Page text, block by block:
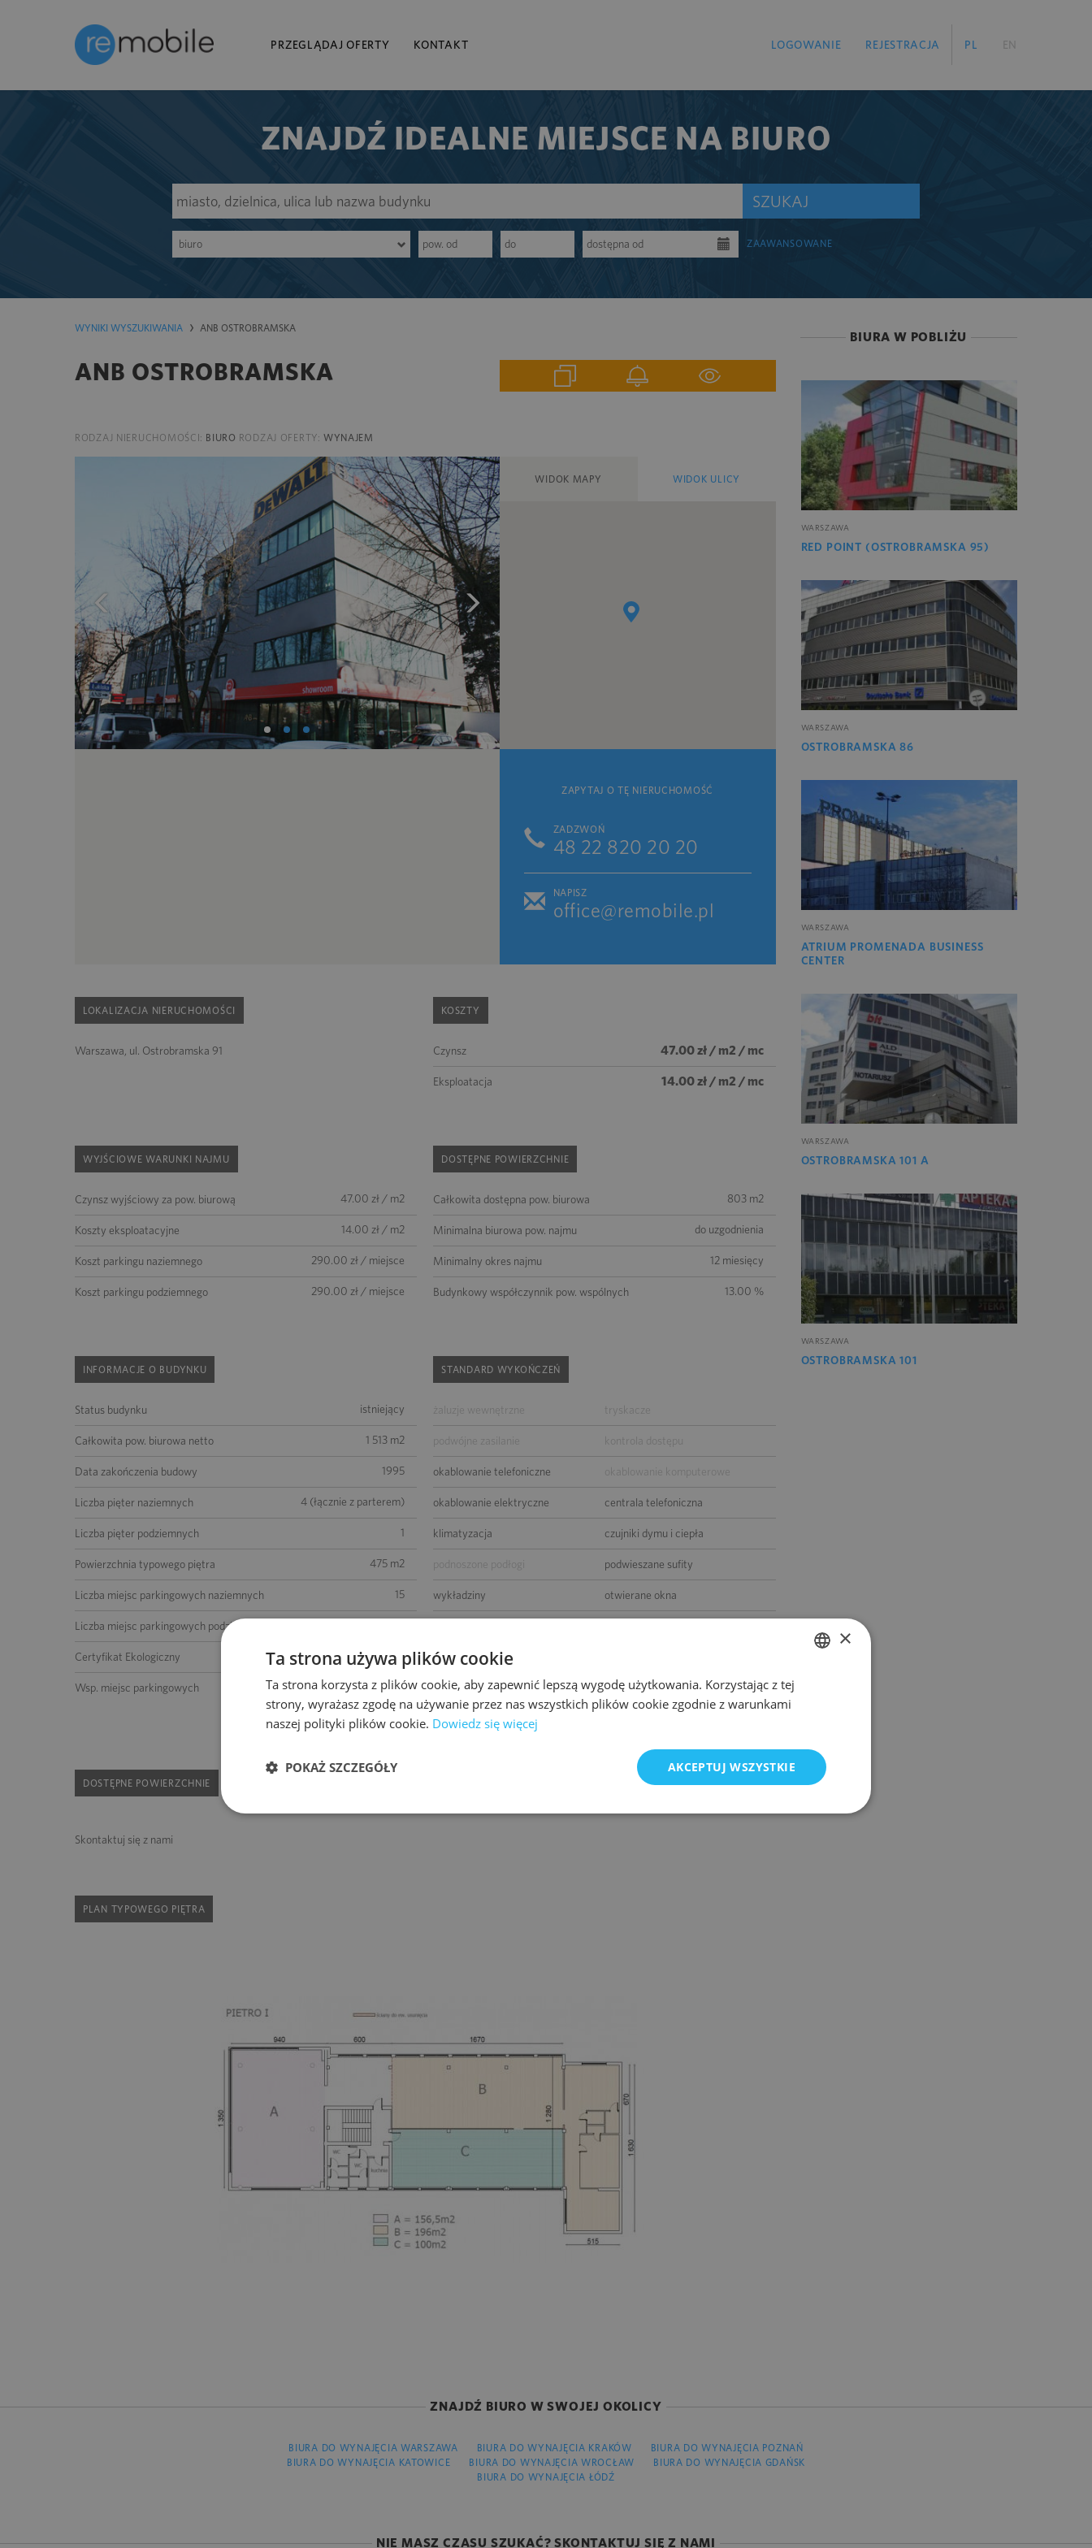
PRZEGLĄDAJ OFERTY KONTAKT PL EN
LOGOWANIE REJESTRACJA
ZNAJDŹ IDEALNE MIEJSCE NA BIURO
biuro
SZUKAJ
ZAAWANSOWANE
WYNIKI WYSZUKIWANIA ANB OSTROBRAMSKA
ANB OSTROBRAMSKA
RODZAJ NIERUCHOMOŚCI: BIURO RODZAJ OFERTY: WYNAJEM
WIDOK MAPY WIDOK ULICY
ZAPYTAJ O TĘ NIERUCHOMOŚĆ
ZADZWOŃ
48 22 820 20 20
NAPISZ
office@remobile.pl
LOKALIZACJA NIERUCHOMOŚCI
Warszawa, ul. Ostrobramska 91
KOSZTY
Czynsz 47.00 zł / m2 / mc
Eksploatacja 14.00 zł / m2 / mc
WYJŚCIOWE WARUNKI NAJMU
Czynsz wyjściowy za pow. biurową 47.00 zł / m2
Koszty eksploatacyjne 14.00 zł / m2
Koszt parkingu naziemnego 290.00 zł / miejsce
Koszt parkingu podziemnego 290.00 zł / miejsce
DOSTĘPNE POWIERZCHNIE
Całkowita dostępna pow. biurowa 803 m2
Minimalna biurowa pow. najmu do uzgodnienia
Minimalny okres najmu 12 miesięcy
Budynkowy współczynnik pow. wspólnych 13.00 %
INFORMACJE O BUDYNKU
Status budynku istniejący
Całkowita pow. biurowa netto 1 513 m2
Data zakończenia budowy 1995
Liczba pięter naziemnych 4 (łącznie z parterem)
Liczba pięter podziemnych 1
Powierzchnia typowego piętra 475 m2
Liczba miejsc parkingowych naziemnych 15
Liczba miejsc parkingowych podziemnych
Certyfikat Ekologiczny -
Wsp. miejsc parkingowych do uzgodnienia
STANDARD WYKOŃCZEŃ
żaluzje wewnętrzne tryskacze
podwójne zasilanie kontrola dostępu
okablowanie telefoniczne okablowanie komputerowe
okablowanie elektryczne centrala telefoniczna
klimatyzacja czujniki dymu i ciepła
podnoszone podłogi podwieszane sufity
wykładziny otwierane okna
BMS
DOSTĘPNE POWIERZCHNIE
Skontaktuj się z nami
PLAN TYPOWEGO PIĘTRA
BIURA W POBLIŻU
WARSZAWA
RED POINT (OSTROBRAMSKA 95)
WARSZAWA
OSTROBRAMSKA 86
WARSZAWA
ATRIUM PROMENADA BUSINESS
CENTER
WARSZAWA
OSTROBRAMSKA 101 A
WARSZAWA
OSTROBRAMSKA 101
ZNAJDŹ BIURO W SWOJEJ OKOLICY
BIURA DO WYNAJĘCIA WARSZAWA BIURA DO WYNAJĘCIA KRAKÓW
BIURA DO WYNAJĘCIA POZNAŃ
BIURA DO WYNAJĘCIA KATOWICE
BIURA DO WYNAJĘCIA WROCŁAW
BIURA DO WYNAJĘCIA GDAŃSK
BIURA DO WYNAJĘCIA ŁÓDŹ
NIE MASZ CZASU SZUKAĆ? SKONTAKTUJ SIĘ Z NAMI
×
Ta strona używa plików cookie
Ta strona korzysta z plików cookie, aby zapewnić lepszą wygodę użytkowania. Korzystając z tej
strony, wyrażasz zgodę na używanie przez nas wszystkich plików cookie zgodnie z warunkami
naszej polityki plików cookie. Dowiedz się więcej
AKCEPTUJ WSZYSTKIE
POKAŻ SZCZEGÓŁY